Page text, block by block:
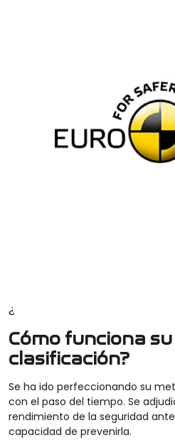
¿
Cómo funciona
clasificación?
Se ha ido perfeccionando su
con el paso del tiempo. Se
rendimiento de la seguridad
capacidad de prevenirla.